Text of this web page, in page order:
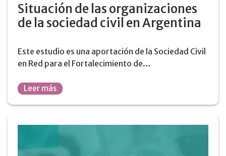
Situación de las organizaciones
de la sociedad civil en Argentina
Este estudio es una aportación de la Sociedad Civil
en Red para el Fortalecimiento de…
Leer más